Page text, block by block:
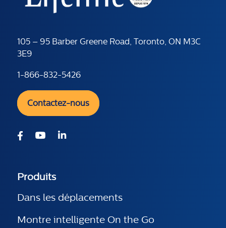
105 – 95 Barber Greene Road, Toronto, ON M3C
3E9
1-866-832-5426
Contactez-nous
Produits
Dans les déplacements
Montre intelligente On the Go